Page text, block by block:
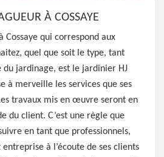
À COSSAYE
Cossaye qui correspond aux
quel que soit le type, tant
du jardinage, est le jardinier HJ
à merveille les services que ses
travaux mis en œuvre seront en
du client. C’est une règle que
en tant que professionnels,
à l’écoute de ses clients